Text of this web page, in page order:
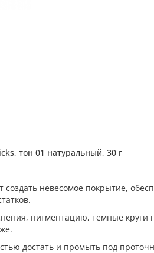
тон 01 натуральный, 30 г
создать невесомое покрытие,
пигментацию, темные круги
достать и промыть под